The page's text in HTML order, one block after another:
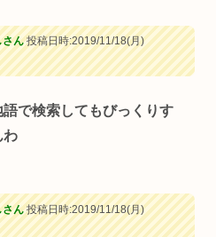
さん投稿日時:2019/11/18(月)
で検索してもびっくりす
わ
さん投稿日時:2019/11/18(月)